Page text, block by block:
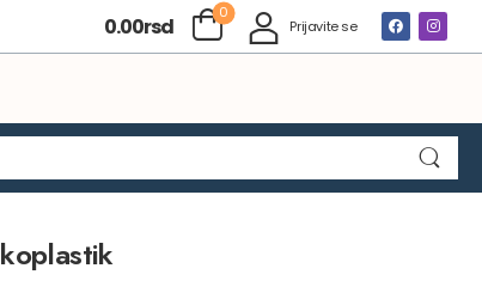
0.00rsd
0
Prijavite se